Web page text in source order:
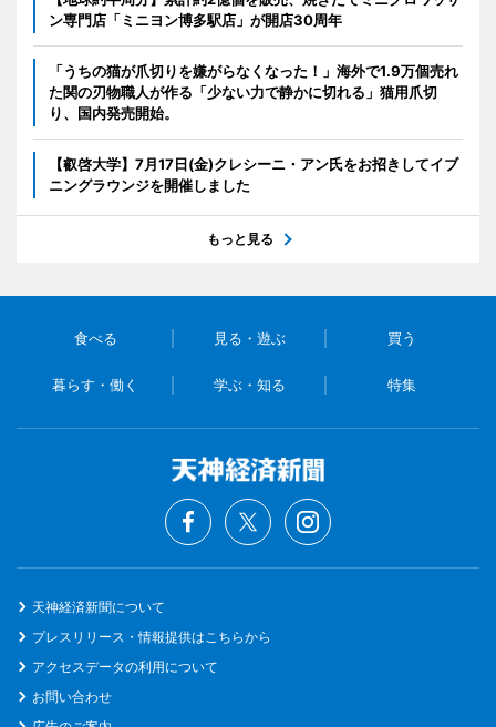
ン専門店「ミニヨン博多駅店」が開店30周年
「うちの猫が爪切りを嫌がらなくなった！」海外で1.9万個売れ
た関の刃物職人が作る「少ない力で静かに切れる」猫用爪切
り、国内発売開始。
【叡啓大学】7月17日(金)クレシーニ・アン氏をお招きしてイブ
ニングラウンジを開催しました
もっと見る
食べる 見る・遊ぶ 買う
暮らす・働く 学ぶ・知る 特集
天神経済新聞について
プレスリリース・情報提供はこちらから
アクセスデータの利用について
お問い合わせ